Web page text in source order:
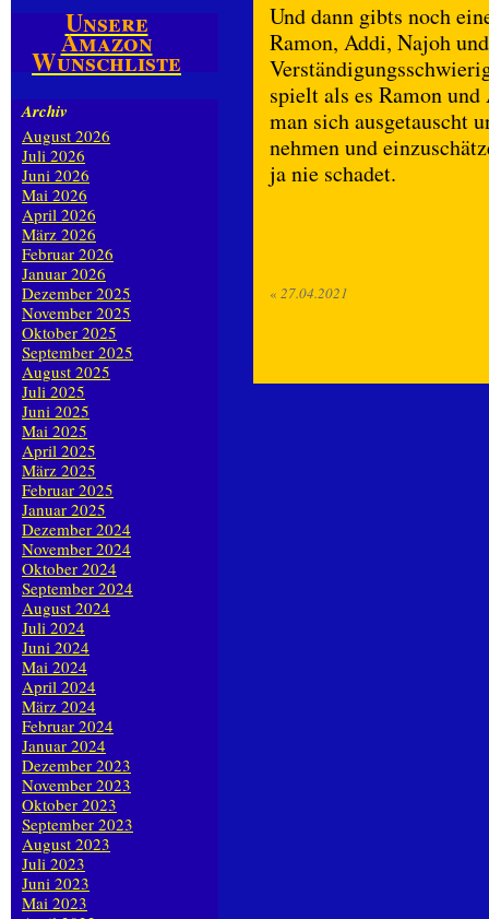
Und dann gibts noch
Ramon, Addi, Najoh
spielt als es Ramon
man sich ausgetauscht
nehmen und
ja nie schadet.
« 27.04.2021
Unsere
Amazon
Wunschliste
Archiv
August 2026
Juli 2026
Juni 2026
Mai 2026
April 2026
März 2026
Februar 2026
Januar 2026
Dezember 2025
November 2025
Oktober 2025
September 2025
August 2025
Juli 2025
Juni 2025
Mai 2025
April 2025
März 2025
Februar 2025
Januar 2025
Dezember 2024
November 2024
Oktober 2024
September 2024
August 2024
Juli 2024
Juni 2024
Mai 2024
April 2024
März 2024
Februar 2024
Januar 2024
Dezember 2023
November 2023
Oktober 2023
September 2023
August 2023
Juli 2023
Juni 2023
Mai 2023